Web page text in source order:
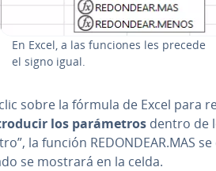
En Excel, a las funciones les precede
el signo igual.
sobre la fórmula de Excel para
los pa­rá­me­tros dentro de
la función REDONDEAR.MAS
se mostrará en la celda.